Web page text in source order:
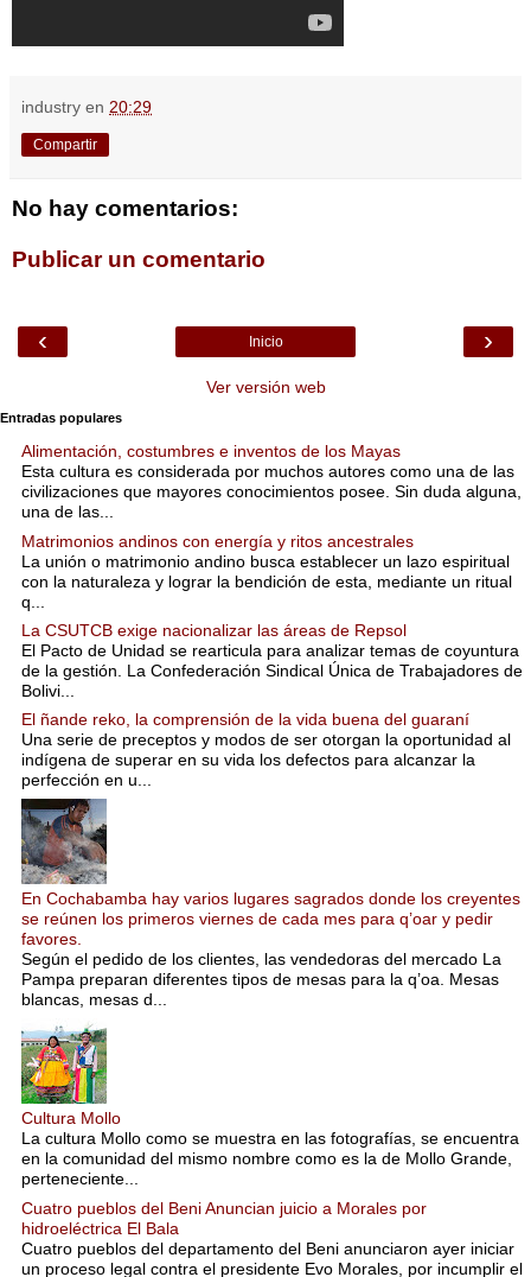
industry en 20:29
Compartir
No hay comentarios:
Publicar un comentario
‹ ›
Inicio
Ver versión web
Entradas populares
Alimentación, costumbres e inventos de los Mayas
Esta cultura es considerada por muchos autores como una de las
civilizaciones que mayores conocimientos posee. Sin duda alguna,
una de las...
Matrimonios andinos con energía y ritos ancestrales
La unión o matrimonio andino busca establecer un lazo espiritual
con la naturaleza y lograr la bendición de esta, mediante un ritual
q...
La CSUTCB exige nacionalizar las áreas de Repsol
El Pacto de Unidad se rearticula para analizar temas de coyuntura
de la gestión. La Confederación Sindical Única de Trabajadores de
Bolivi...
El ñande reko, la comprensión de la vida buena del guaraní
Una serie de preceptos y modos de ser otorgan la oportunidad al
indígena de superar en su vida los defectos para alcanzar la
perfección en u...
En Cochabamba hay varios lugares sagrados donde los creyentes
se reúnen los primeros viernes de cada mes para q’oar y pedir
favores.
Según el pedido de los clientes, las vendedoras del mercado La
Pampa preparan diferentes tipos de mesas para la q’oa. Mesas
blancas, mesas d...
Cultura Mollo
La cultura Mollo como se muestra en las fotografías, se encuentra
en la comunidad del mismo nombre como es la de Mollo Grande,
perteneciente...
Cuatro pueblos del Beni Anuncian juicio a Morales por
hidroeléctrica El Bala
Cuatro pueblos del departamento del Beni anunciaron ayer iniciar
un proceso legal contra el presidente Evo Morales, por incumplir el